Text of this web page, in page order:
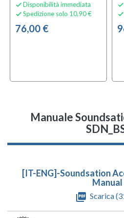
 Disponibilità immediata
 Spedizione solo 10,90 €
76,00 €


Manuale
[IT-ENG]-Soundsation
Manual
picture_as_pdf Scarica